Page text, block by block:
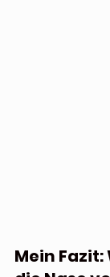
Mein Fazit: